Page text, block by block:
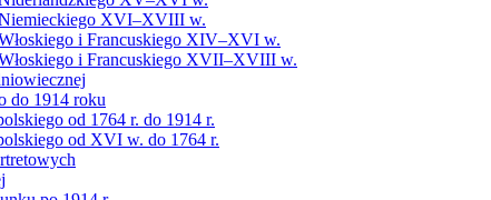
XVI–XVIII w.
i Francuskiego XIV–XVI w.
i Francuskiego XVII–XVIII w.
do 1914 roku
od 1764 r. do 1914 r.
od XVI w. do 1764 r.